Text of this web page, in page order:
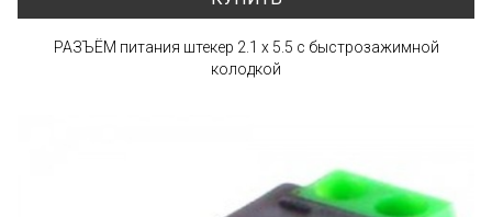
РАЗЪЁМ питания штекер 2.1 х 5.5 с быстрозажимной
колодкой